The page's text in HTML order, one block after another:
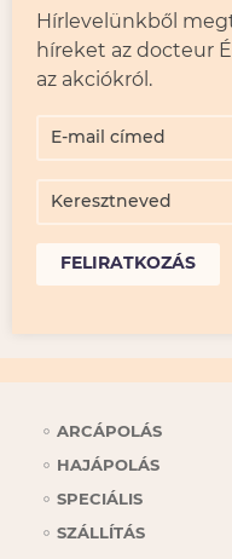
Hírlevelünkből
híreket az docteur
az akciókról.
FELIRATKOZÁS
ARCÁPOLÁS
HAJÁPOLÁS
SPECIÁLIS
SZÁLLÍTÁS